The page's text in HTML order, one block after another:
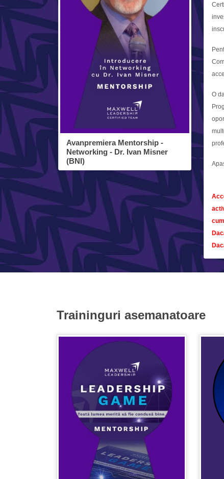
Avanpremiera Mentorship -
Networking - Dr. Ivan Misner
(BNI)
O
Traininguri asemanatoare